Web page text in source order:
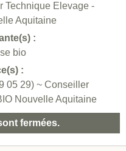
Technique Elevage -
Aquitaine
:
bio
:
05 29) ~ Conseiller
Nouvelle Aquitaine
fermées.